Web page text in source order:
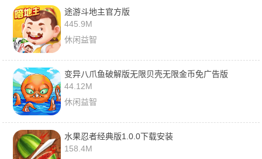
途游斗地主官方版
445.9M
休闲益智
变异八爪鱼破解版无限贝壳无限金币免广告版
44.12M
休闲益智
水果忍者经典版1.0.0下载安装
158.4M